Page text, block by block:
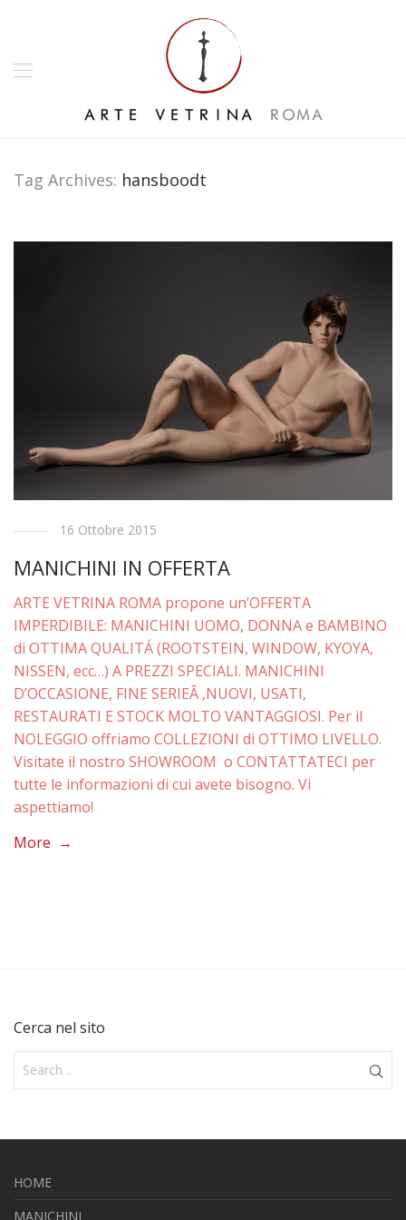
Tag Archives: hansboodt
16 Ottobre 2015
MANICHINI IN OFFERTA
ARTE VETRINA ROMA propone un’OFFERTA
IMPERDIBILE: MANICHINI UOMO, DONNA e BAMBINO
di OTTIMA QUALITÁ (ROOTSTEIN, WINDOW, KYOYA,
NISSEN, ecc…) A PREZZI SPECIALI. MANICHINI
D’OCCASIONE, FINE SERIEÂ ,NUOVI, USATI,
RESTAURATI E STOCK MOLTO VANTAGGIOSI. Per il
NOLEGGIO offriamo COLLEZIONI di OTTIMO LIVELLO.
Visitate il nostro SHOWROOM o CONTATTATECI per
tutte le informazioni di cui avete bisogno. Vi
aspettiamo!
More →
Cerca nel sito
HOME
MANICHINI